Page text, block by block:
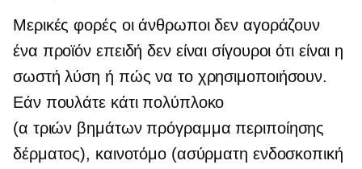
Μερικές φορές οι άνθρωποι δεν αγοράζουν
ένα προϊόν επειδή δεν είναι σίγουροι ότι είναι η
σωστή λύση ή πώς να το χρησιμοποιήσουν.
Εάν πουλάτε κάτι πολύπλοκο
(α τριών βημάτωνπρόγραμμα περιποίησης
δέρματος), καινοτόμο (ασύρματη ενδοσκοπική